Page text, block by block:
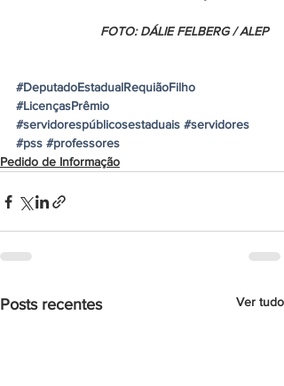
FOTO: DÁLIE FELBERG / ALEP
#DeputadoEstadualRequiãoFilho
#LicençasPrêmio
#servidorespúblicosestaduais #servidores
#pss #professores
Pedido de Informação
Posts recentes Ver tudo